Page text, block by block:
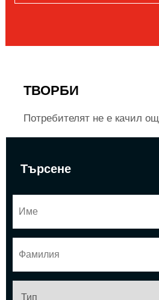
Търсене
ТВОРБИ
Потребителят не е качил